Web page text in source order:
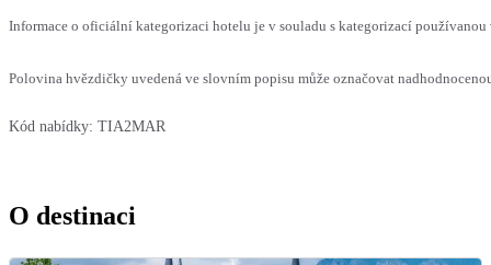
Informace o oficiální kategorizaci hotelu je v souladu s kategorizací
Polovina hvězdičky uvedená ve slovním popisu může označovat
Kód nabídky: TIA2MAR
O destinaci